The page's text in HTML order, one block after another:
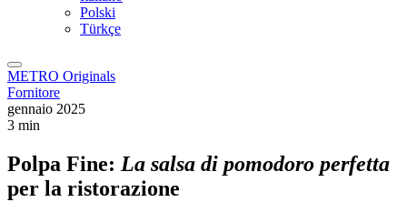
Polski
Türkçe
METRO Originals
Fornitore
gennaio 2025
3 min
Polpa Fine: La salsa di pomodoro perfetta
per la ristorazione